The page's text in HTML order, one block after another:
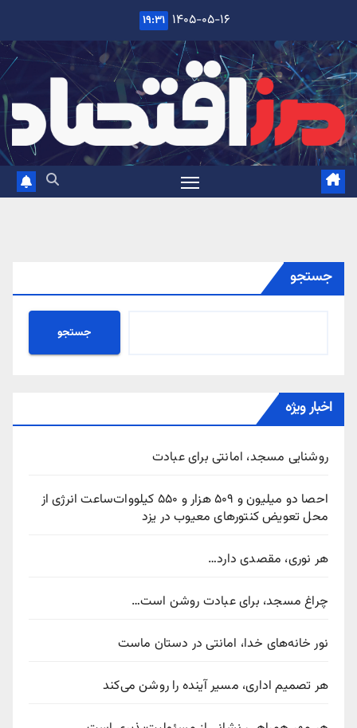
content
۱۴۰۵-۰۵-۱۶ ۱۹:۳۱
جستجو
جستجو
اخبار ویژه
روشنایی مسجد، امانتی برای عبادت
احصا دو میلیون و ۵۰۹ هزار و ۵۵۰ کیلووات‌ساعت انرژی از
محل تعویض کنتورهای معیوب در یزد
هر نوری، مقصدی دارد…
چراغ مسجد، برای عبادت روشن است…
نور خانه‌های خدا، امانتی در دستان ماست
هر تصمیم اداری، مسیر آینده را روشن می‌کند